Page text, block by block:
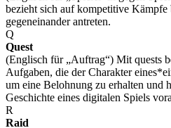
bezieht sich auf kompetitive Kämpfe
gegeneinander antreten.
Q
Quest
(Englisch für „Auftrag“) Mit quests
Aufgaben, die der Charakter
um eine Belohnung zu erhalten und
Geschichte eines digitalen Spiels
R
Raid